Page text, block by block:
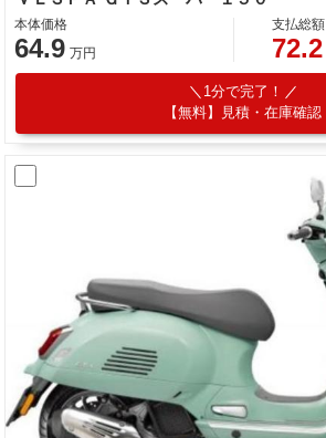
本体価格
64.9 万円
支払総額
72.2
1分で完了！
【無料】見積・在庫確認